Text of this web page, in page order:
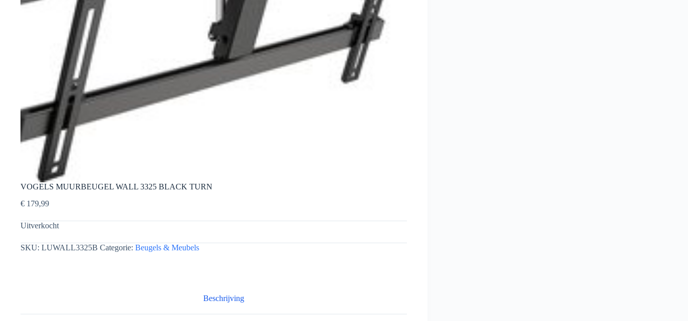
VOGELS MUURBEUGEL WALL 3325 BLACK TURN
€ 179,99
Uitverkocht
SKU: LUWALL3325B Categorie: Beugels & Meubels
Beschrijving